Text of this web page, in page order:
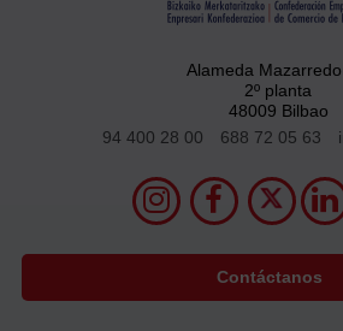
Alameda Mazarredo
2º planta
48009 Bilbao
94 400 28 00
688 72 05 63
Contáctanos